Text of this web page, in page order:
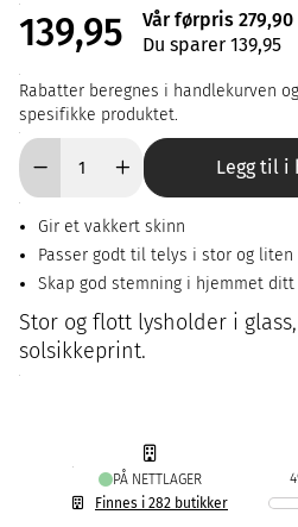
139,95
Vår førpris 279,90
Du sparer 139,95
Rabatter beregnes i handlekurven
spesifikke produktet.
Legg til i
Gir et vakkert skinn
Passer godt til telys i stor og
Skap god stemning i hjemmet ditt
Stor og flott lysholder i
solsikkeprint.
PÅ NETTLAGER
Finnes i 282 butikker